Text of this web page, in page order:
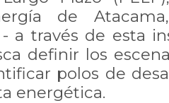
de
a través de esta
definir los
polos de
energética.